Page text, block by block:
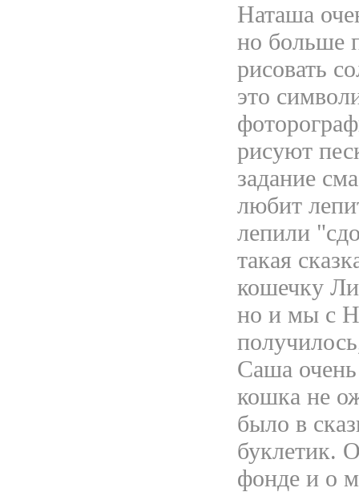
Наташа
но больше
рисовать
это
рисуют
задание
любит
лепили
такая
кошечку
но и мы с
Саша
кошка не
было в
буклетик.
фонде и о